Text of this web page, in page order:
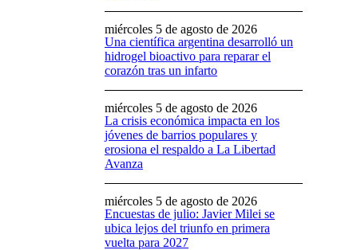
Una científica argentina desarrolló un
hidrogel bioactivo para reparar el
corazón tras un infarto
miércoles 5 de agosto de 2026
La crisis económica impacta en los
jóvenes de barrios populares y
erosiona el respaldo a La Libertad
Avanza
miércoles 5 de agosto de 2026
Encuestas de julio: Javier Milei se
ubica lejos del triunfo en primera
vuelta para 2027
miércoles 5 de agosto de 2026